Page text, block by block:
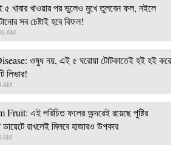
খাবার খাওয়ার পর ভুলেও মুখে তুলবেন ফল, নইলে
সব চেষ্টাই হবে বিফল!
AM
ওষুধ নয়, এই ৫ ঘরোয়া টোটকাতেই হই হই করে
লিভার!
AM
এই পরিচিত ফলের অন্দরেই রয়েছে পুষ্টির
ডায়েটে রাখলেই মিলবে হাজারও উপকার
AM